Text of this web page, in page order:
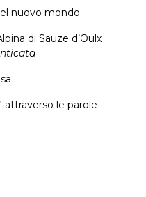
nuovo mondo
di Sauze d’Oulx
attraverso le parole